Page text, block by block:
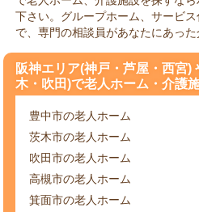
下さい。グループホーム、サービ
で、専門の相談員があなたにあった
阪神エリア(神戸・芦屋・西宮)
木・吹田)で老人ホーム・介護
豊中市の老人ホーム
茨木市の老人ホーム
吹田市の老人ホーム
高槻市の老人ホーム
箕面市の老人ホーム